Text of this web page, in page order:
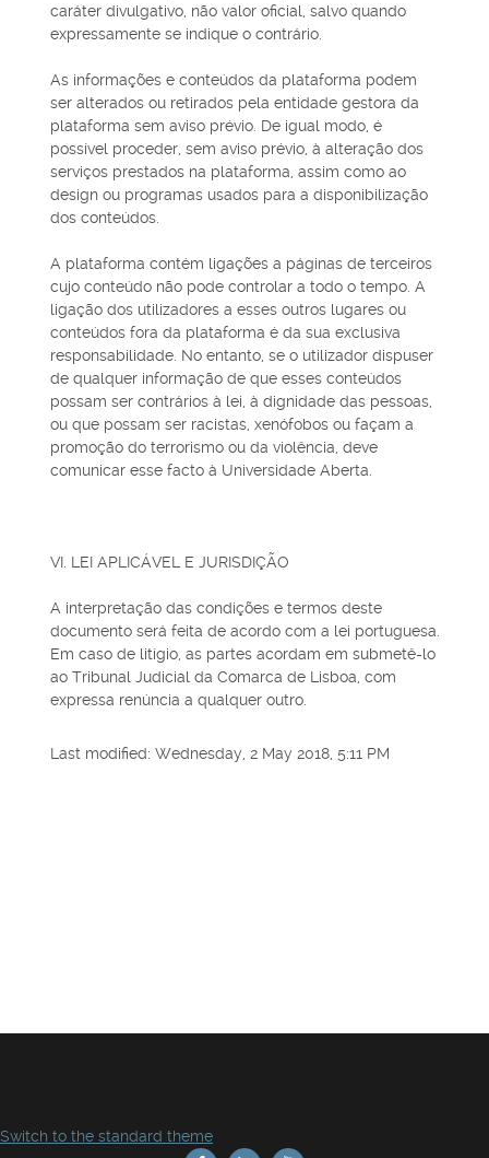
caráter divulgativo, não valor oficial, salvo quando
expressamente se indique o contrário.
As informações e conteúdos da plataforma podem
ser alterados ou retirados pela entidade gestora da
plataforma sem aviso prévio. De igual modo, é
possível proceder, sem aviso prévio, à alteração dos
serviços prestados na plataforma, assim como ao
design ou programas usados para a disponibilização
dos conteúdos.
A plataforma contém ligações a páginas de terceiros
cujo conteúdo não pode controlar a todo o tempo. A
ligação dos utilizadores a esses outros lugares ou
conteúdos fora da plataforma é da sua exclusiva
responsabilidade. No entanto, se o utilizador dispuser
de qualquer informação de que esses conteúdos
possam ser contrários à lei, à dignidade das pessoas,
ou que possam ser racistas, xenófobos ou façam a
promoção do terrorismo ou da violência, deve
comunicar esse facto à Universidade Aberta.
VI. LEI APLICÁVEL E JURISDIÇÃO
A interpretação das condições e termos deste
documento será feita de acordo com a lei portuguesa.
Em caso de litígio, as partes acordam em submetê-lo
ao Tribunal Judicial da Comarca de Lisboa, com
expressa renúncia a qualquer outro.
Last modified: Wednesday, 2 May 2018, 5:11 PM
Switch to the standard theme